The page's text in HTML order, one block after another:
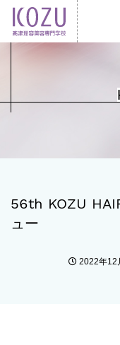
56th KOZU
ュー
2022年